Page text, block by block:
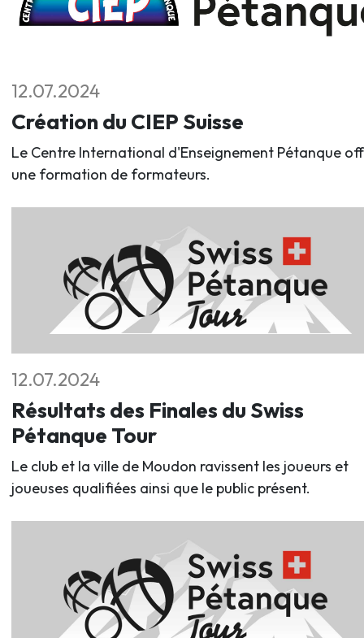
12.07.2024
Création du CIEP Suisse
Le Centre International d'Enseignement Pétanque
une formation de formateurs.
12.07.2024
Résultats des Finales du Swiss
Pétanque Tour
Le club et la ville de Moudon ravissent les joueurs et
joueuses qualifiées ainsi que le public présent.